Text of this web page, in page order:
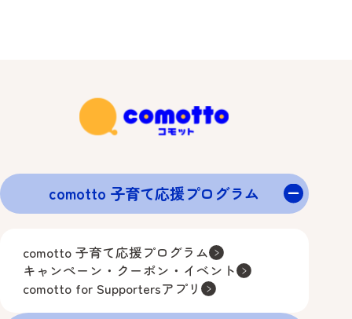
comotto 子育て応援プログラム
comotto 子育て応援プログラム
キャンペーン・クーポン・イベント
comotto for Supportersアプリ